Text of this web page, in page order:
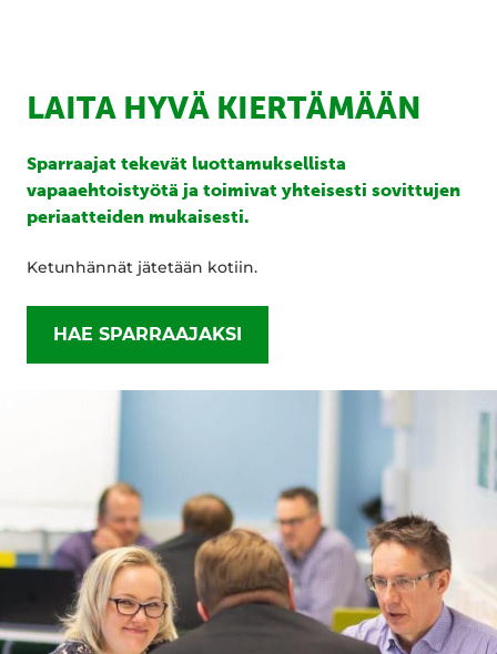
LAITA HYVÄ KIERTÄMÄÄN
Sparraajat tekevät luottamuksellista
vapaaehtoistyötä ja toimivat yhteisesti sovittujen
periaatteiden mukaisesti.
Ketunhännät jätetään kotiin.
HAE SPARRAAJAKSI